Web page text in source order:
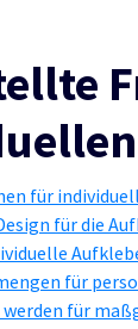
für
für die
für
für